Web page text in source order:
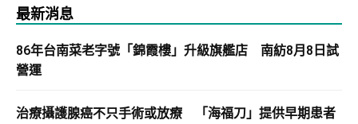
最新消息
86年台南菜老字號「錦霞樓」升級旗艦店 南紡8月8日試
營運
治療攝護腺癌不只手術或放療 「海福刀」提供早期患者